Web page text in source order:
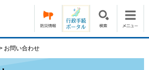
お問い合わせ